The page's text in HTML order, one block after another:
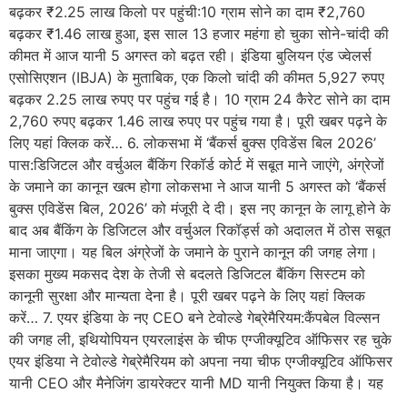
बढ़कर ₹2.25 लाख किलो पर पहुंची:10 ग्राम सोने का दाम ₹2,760
बढ़कर ₹1.46 लाख हुआ, इस साल 13 हजार महंगा हो चुका सोने-चांदी की
कीमत में आज यानी 5 अगस्त को बढ़त रही। इंडिया बुलियन एंड ज्वेलर्स
एसोसिएशन (IBJA) के मुताबिक, एक किलो चांदी की कीमत 5,927 रुपए
बढ़कर 2.25 लाख रुपए पर पहुंच गई है। 10 ग्राम 24 कैरेट सोने का दाम
2,760 रुपए बढ़कर 1.46 लाख रुपए पर पहुंच गया है। पूरी खबर पढ़ने के
लिए यहां क्लिक करें… 6. लोकसभा में ‘बैंकर्स बुक्स एविडेंस बिल 2026’
पास:डिजिटल और वर्चुअल बैंकिंग रिकॉर्ड कोर्ट में सबूत माने जाएंगे, अंग्रेजों
के जमाने का कानून खत्म होगा लोकसभा ने आज यानी 5 अगस्त को ‘बैंकर्स
बुक्स एविडेंस बिल, 2026’ को मंजूरी दे दी। इस नए कानून के लागू होने के
बाद अब बैंकिंग के डिजिटल और वर्चुअल रिकॉर्ड्स को अदालत में ठोस सबूत
माना जाएगा। यह बिल अंग्रेजों के जमाने के पुराने कानून की जगह लेगा।
इसका मुख्य मकसद देश के तेजी से बदलते डिजिटल बैंकिंग सिस्टम को
कानूनी सुरक्षा और मान्यता देना है। पूरी खबर पढ़ने के लिए यहां क्लिक
करें… 7. एयर इंडिया के नए CEO बने टेवोल्डे गेब्रेमैरियम:कैंपबेल विल्सन
की जगह ली, इथियोपियन एयरलाइंस के चीफ एग्जीक्यूटिव ऑफिसर रह चुके
एयर इंडिया ने टेवोल्डे गेब्रेमैरियम को अपना नया चीफ एग्जीक्यूटिव ऑफिसर
यानी CEO और मैनेजिंग डायरेक्टर यानी MD यानी नियुक्त किया है। यह